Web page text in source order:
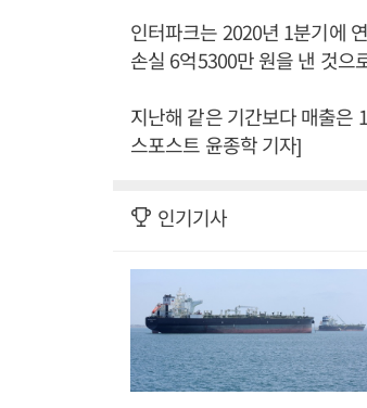
인터파크는 2020년 1분기에
손실 6억5300만 원을 낸 것으
지난해 같은 기간보다 매출은
스포스트 윤종학 기자]
인기기사